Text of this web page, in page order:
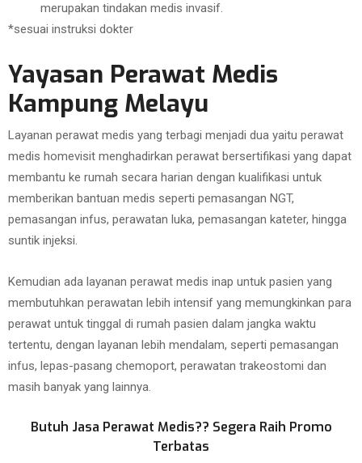
merupakan tindakan medis invasif.
*sesuai instruksi dokter
Yayasan Perawat Medis
Kampung Melayu
Layanan perawat medis yang terbagi menjadi dua yaitu perawat
medis homevisit menghadirkan perawat bersertifikasi yang dapat
membantu ke rumah secara harian dengan kualifikasi untuk
memberikan bantuan medis seperti pemasangan NGT,
pemasangan infus, perawatan luka, pemasangan kateter, hingga
suntik injeksi.
Kemudian ada layanan perawat medis inap untuk pasien yang
membutuhkan perawatan lebih intensif yang memungkinkan para
perawat untuk tinggal di rumah pasien dalam jangka waktu
tertentu, dengan layanan lebih mendalam, seperti pemasangan
infus, lepas-pasang chemoport, perawatan trakeostomi dan
masih banyak yang lainnya.
Butuh Jasa Perawat Medis?? Segera Raih Promo
Terbatas